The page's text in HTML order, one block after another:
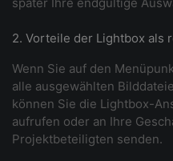
2. Vorteile der Lightbox als
Wenn Sie auf den
alle ausgewählten
können Sie die Lightbox-
aufrufen oder an Ihre
Projektbeteiligten senden.